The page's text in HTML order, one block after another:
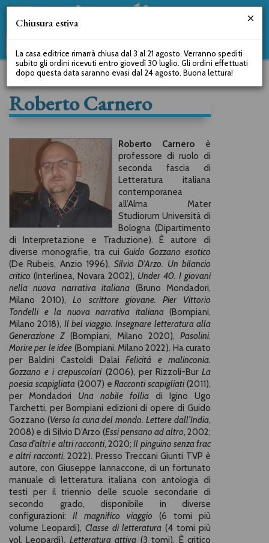
Roberto Carnero
Roberto Carneroè
professore di ruolo di
seconda fascia di
Letteratura italiana
contemporanea
all’Alma Mater
Studiorum Università di
Bologna (Dipartimento
di Interpretazione e Traduzione). È autore di
diverse monografie, tra cuiGuido Gozzano esotico
(De Rubeis, Anzio 1996), Silvio D’Arzo. Un bilancio
critico (Interlinea, Novara 2002), Under 40. I giovani
nella nuova narrativa italiana (Bruno Mondadori,
Milano 2010),Lo scrittore giovane. Pier Vittorio
Tondelli e la nuova narrativa italiana(Bompiani,
Milano 2018), Il bel viaggio. Insegnare letteratura alla
Generazione Z (Bompiani, Milano 2020), Pasolini.
Morire per le idee (Bompiani, Milano 2022). Ha curato
per Baldini Castoldi Dalai Felicità e malinconia.
Gozzano e i crepuscolari(2006), per Rizzoli-BurLa
poesia scapigliata(2007) eRacconti scapigliati(2011),
per Mondadori Una nobile follia di Igino Ugo
Tarchetti, per Bompiani edizioni di opere di Guido
Gozzano (Verso la cuna del mondo. Lettere dall’India,
2008) e di Silvio D’Arzo (Essi pensano ad altro, 2002;
Casa d’altri e altri racconti, 2020; Il pinguino senza frac
e altri racconti, 2022). Presso Treccani Giunti TVP è
autore, con Giuseppe Iannaccone, di un fortunato
manuale di letteratura italiana con antologia di
testi per il triennio delle scuole secondarie di
secondo grado, disponibile in diverse
configurazioni: Il magnifico viaggio (6 tomi più
volume Leopardi), Classe di letteratura (4 tomi più
vol. Leopardi), Letteratura attiva (3 tomi). È critico
Chiusura estiva
La casa editrice rimarrà chiusa dal 3 al 21 agosto. Verranno spediti
subito gli ordini ricevuti entro giovedì 30 luglio. Gli ordini effettuati
dopo questa data saranno evasi dal 24 agosto. Buona lettura!